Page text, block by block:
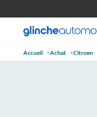
Accueil >Achat >Citroen